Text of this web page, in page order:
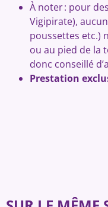
À noter : pour
Vigipirate),
poussettes etc.)
ou au pied de la
donc conseillé
Prestation